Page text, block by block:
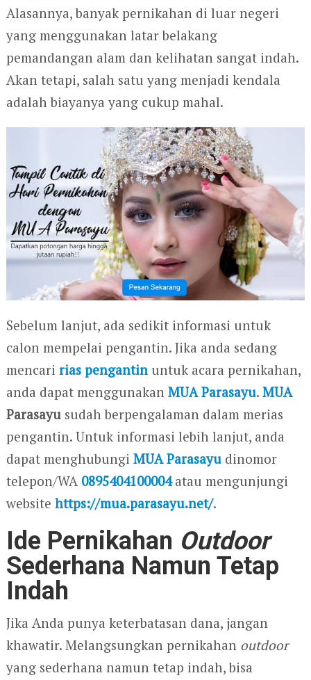
Alasannya, banyak pernikahan di luar negeri
yang menggunakan latar belakang
pemandangan alam dan kelihatan sangat indah.
Akan tetapi, salah satu yang menjadi kendala
adalah biayanya yang cukup mahal.
Sebelum lanjut, ada sedikit informasi untuk
calon mempelai pengantin. Jika anda sedang
mencari rias pengantinuntuk acara pernikahan,
anda dapat menggunakan MUA Parasayu. MUA
Parasayusudah berpengalaman dalam merias
pengantin. Untuk informasi lebih lanjut, anda
dapat menghubungi MUA Parasayudinomor
telepon/WA 0895404100004atau mengunjungi
website https://mua.parasayu.net/.
Ide Pernikahan Outdoor
Sederhana Namun Tetap
Indah
Jika Anda punya keterbatasan dana, jangan
khawatir. Melangsungkan pernikahan outdoor
yang sederhana namun tetap indah, bisa